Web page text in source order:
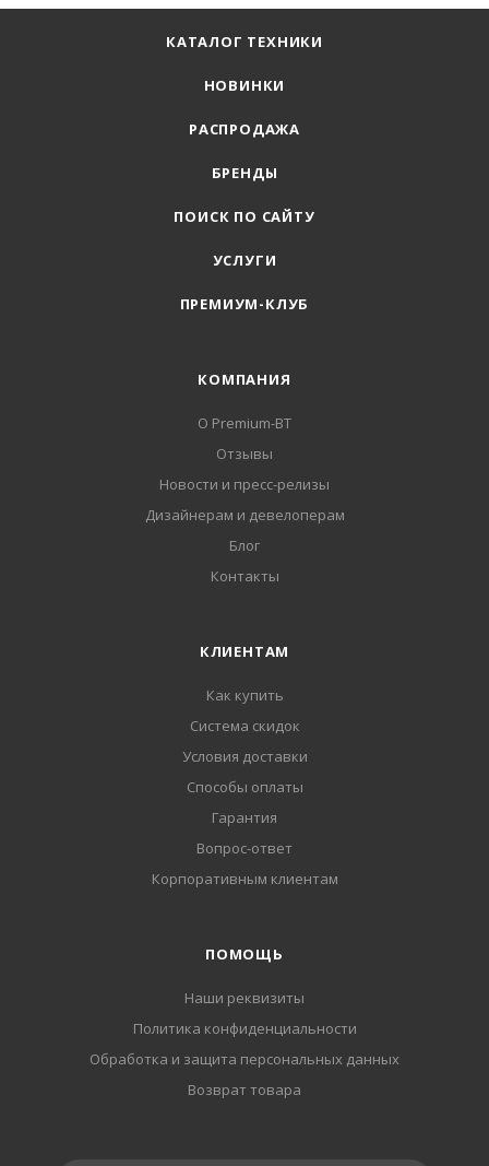
КАТАЛОГ ТЕХНИКИ
НОВИНКИ
РАСПРОДАЖА
БРЕНДЫ
ПОИСК ПО САЙТУ
УСЛУГИ
ПРЕМИУМ-КЛУБ
КОМПАНИЯ
О Premium-BT
Отзывы
Новости и пресс-релизы
Дизайнерам и девелоперам
Блог
Контакты
КЛИЕНТАМ
Как купить
Система скидок
Условия доставки
Способы оплаты
Гарантия
Вопрос-ответ
Корпоративным клиентам
ПОМОЩЬ
Наши реквизиты
Политика конфиденциальности
Обработка и защита персональных данных
Возврат товара